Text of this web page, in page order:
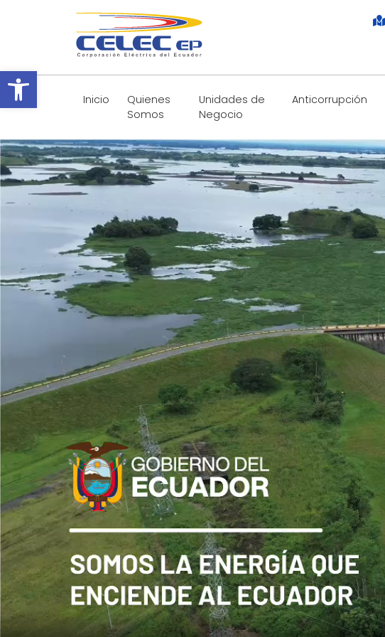
Abrir barra de herramientas
Inicio
Quienes
Somos
Unidades de
Negocio
Anticorrupción